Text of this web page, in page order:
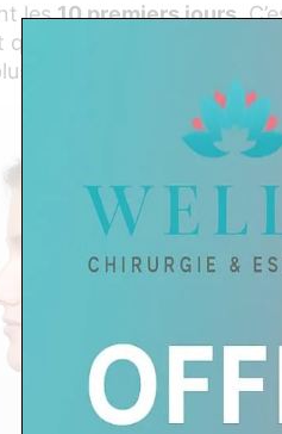
les10 premiers jours.
la peau se “pose”, le
lisse et plus net.